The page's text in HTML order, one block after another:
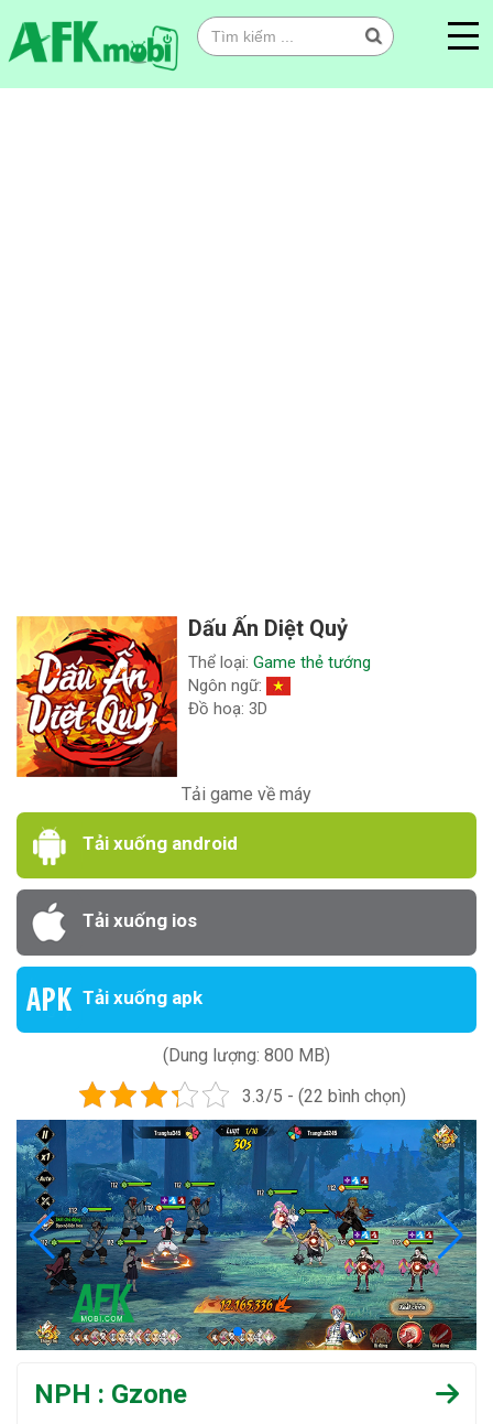
Dấu Ấn Diệt Quỷ
Thể loại:Game thẻ tướng
Ngôn ngữ:
Đồ hoạ: 3D
Tải game về máy
Tải xuống android
Tải xuống ios
Tải xuống apk
(Dung lượng: 800 MB)
3.3/5 - (22 bình chọn)
NPH : Gzone